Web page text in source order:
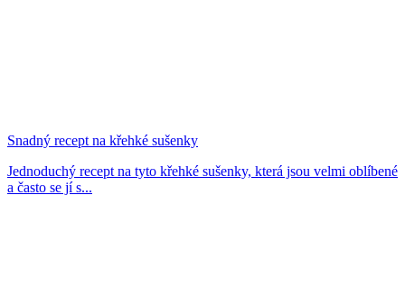
Snadný recept na křehké sušenky
Jednoduchý recept na tyto křehké sušenky, která jsou velmi oblíbené
a často se jí s...